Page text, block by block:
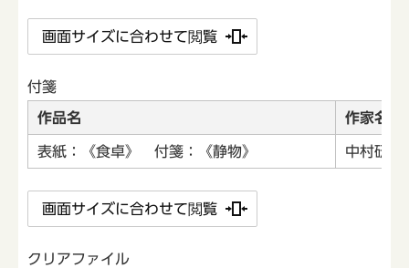
画面サイズに合わせて閲覧
付箋
作品名 作家名
表紙：《食卓》 付箋：《静物》 中村研一
画面サイズに合わせて閲覧
クリアファイル